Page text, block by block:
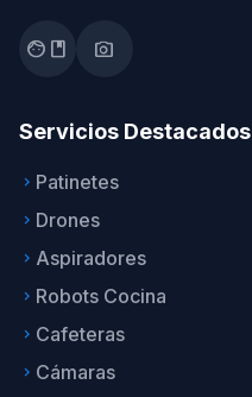
facebook photo_camera
Servicios Destacados
keyboard_arrow_right Patinetes
keyboard_arrow_right Drones
keyboard_arrow_right Aspiradores
keyboard_arrow_right Robots Cocina
keyboard_arrow_right Cafeteras
keyboard_arrow_right Cámaras